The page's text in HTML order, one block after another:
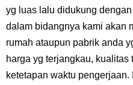
yg luas lalu didukung
dalam bidangnya kami akan
rumah ataupun pabrik anda
harga yg terjangkau, kualitas
ketetapan waktu